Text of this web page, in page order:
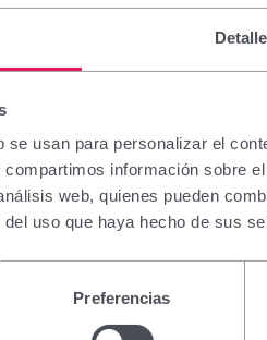
se usan para personalizar el
información sobre
web, quienes pueden
uso que haya hecho de sus
Preferencias
Dolor Mujer Niños
Minoxidil Viñas es un
de su crecimiento. Su
tiene efecto